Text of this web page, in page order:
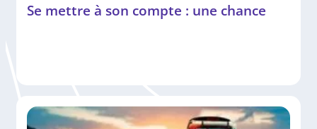
Se mettre à son compte : une chance